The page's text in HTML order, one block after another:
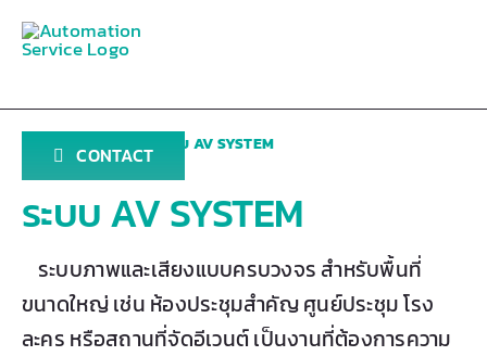
CONTACT
Home ระบบ AV SYSTEM
ระบบ AV SYSTEM
ระบบภาพและเสียงแบบครบวงจร สำหรับพื้นที่
ขนาดใหญ่ เช่น ห้องประชุมสำคัญ ศูนย์ประชุม โรง
ละคร หรือสถานที่จัดอีเวนต์ เป็นงานที่ต้องการความ